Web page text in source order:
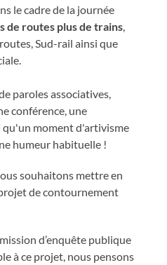
le cadre de la journée
de routes plus de trains
Sud-rail ainsi que
paroles associatives,
conférence, une
moment d'artivisme
humeur habituelle !
souhaitons mettre en
de contournement
d’enquête publique
à ce projet, nous pensons